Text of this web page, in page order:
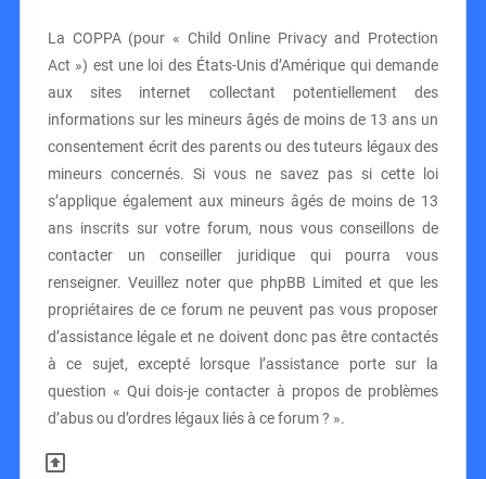
La COPPA (pour « Child Online Privacy and Protection
Act ») est une loi des États-Unis d’Amérique qui demande
aux sites internet collectant potentiellement des
informations sur les mineurs âgés de moins de 13 ans un
consentement écrit des parents ou des tuteurs légaux des
mineurs concernés. Si vous ne savez pas si cette loi
s’applique également aux mineurs âgés de moins de 13
ans inscrits sur votre forum, nous vous conseillons de
contacter un conseiller juridique qui pourra vous
renseigner. Veuillez noter que phpBB Limited et que les
propriétaires de ce forum ne peuvent pas vous proposer
d’assistance légale et ne doivent donc pas être contactés
à ce sujet, excepté lorsque l’assistance porte sur la
question « Qui dois-je contacter à propos de problèmes
d’abus ou d’ordres légaux liés à ce forum ? ».